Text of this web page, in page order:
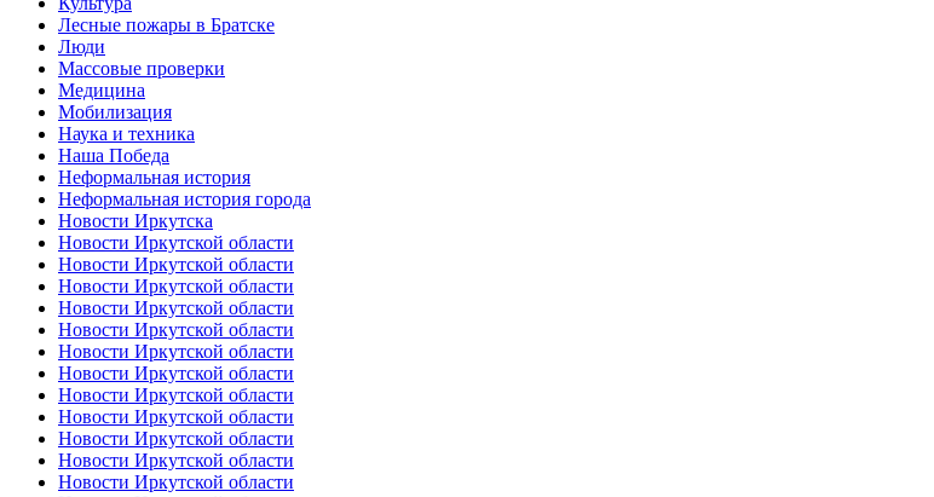
Лесные пожары в Братске
Люди
Массовые проверки
Медицина
Мобилизация
Наука и техника
Наша Победа
Неформальная история
Неформальная история города
Новости Иркутска
Новости Иркутской области
Новости Иркутской области
Новости Иркутской области
Новости Иркутской области
Новости Иркутской области
Новости Иркутской области
Новости Иркутской области
Новости Иркутской области
Новости Иркутской области
Новости Иркутской области
Новости Иркутской области
Новости Иркутской области